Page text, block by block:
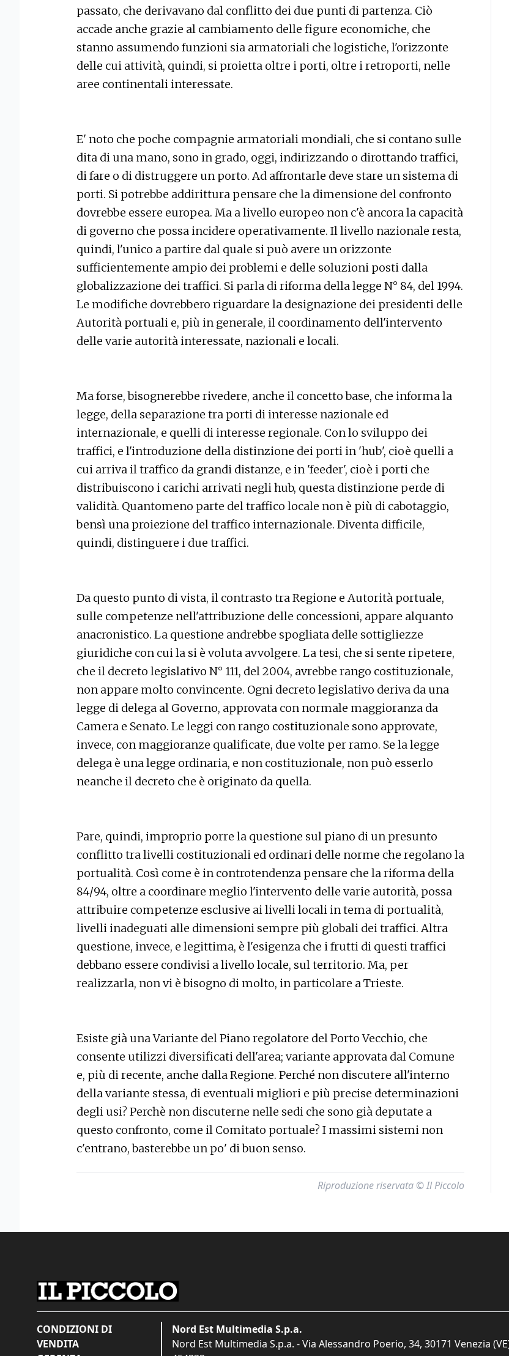
passato, che derivavano dal conflitto dei due punti di partenza. Ciò
accade anche grazie al cambiamento delle figure economiche, che
stanno assumendo funzioni sia armatoriali che logistiche, l'orizzonte
delle cui attività, quindi, si proietta oltre i porti, oltre i retroporti, nelle
aree continentali interessate.
E' noto che poche compagnie armatoriali mondiali, che si contano sulle
dita di una mano, sono in grado, oggi, indirizzando o dirottando traffici,
di fare o di distruggere un porto. Ad affrontarle deve stare un sistema di
porti. Si potrebbe addirittura pensare che la dimensione del confronto
dovrebbe essere europea. Ma a livello europeo non c'è ancora la capacità
di governo che possa incidere operativamente. Il livello nazionale resta,
quindi, l'unico a partire dal quale si può avere un orizzonte
sufficientemente ampio dei problemi e delle soluzioni posti dalla
globalizzazione dei traffici. Si parla di riforma della legge N° 84, del 1994.
Le modifiche dovrebbero riguardare la designazione dei presidenti delle
Autorità portuali e, più in generale, il coordinamento dell'intervento
delle varie autorità interessate, nazionali e locali.
Ma forse, bisognerebbe rivedere, anche il concetto base, che informa la
legge, della separazione tra porti di interesse nazionale ed
internazionale, e quelli di interesse regionale. Con lo sviluppo dei
traffici, e l'introduzione della distinzione dei porti in 'hub', cioè quelli a
cui arriva il traffico da grandi distanze, e in 'feeder', cioè i porti che
distribuiscono i carichi arrivati negli hub, questa distinzione perde di
validità. Quantomeno parte del traffico locale non è più di cabotaggio,
bensì una proiezione del traffico internazionale. Diventa difficile,
quindi, distinguere i due traffici.
Da questo punto di vista, il contrasto tra Regione e Autorità portuale,
sulle competenze nell'attribuzione delle concessioni, appare alquanto
anacronistico. La questione andrebbe spogliata delle sottigliezze
giuridiche con cui la si è voluta avvolgere. La tesi, che si sente ripetere,
che il decreto legislativo N° 111, del 2004, avrebbe rango costituzionale,
non appare molto convincente. Ogni decreto legislativo deriva da una
legge di delega al Governo, approvata con normale maggioranza da
Camera e Senato. Le leggi con rango costituzionale sono approvate,
invece, con maggioranze qualificate, due volte per ramo. Se la legge
delega è una legge ordinaria, e non costituzionale, non può esserlo
neanche il decreto che è originato da quella.
Pare, quindi, improprio porre la questione sul piano di un presunto
conflitto tra livelli costituzionali ed ordinari delle norme che regolano la
portualità. Così come è in controtendenza pensare che la riforma della
84/94, oltre a coordinare meglio l'intervento delle varie autorità, possa
attribuire competenze esclusive ai livelli locali in tema di portualità,
livelli inadeguati alle dimensioni sempre più globali dei traffici. Altra
questione, invece, e legittima, è l'esigenza che i frutti di questi traffici
debbano essere condivisi a livello locale, sul territorio. Ma, per
realizzarla, non vi è bisogno di molto, in particolare a Trieste.
Esiste già una Variante del Piano regolatore del Porto Vecchio, che
consente utilizzi diversificati dell'area; variante approvata dal Comune
e, più di recente, anche dalla Regione. Perché non discutere all'interno
della variante stessa, di eventuali migliori e più precise determinazioni
degli usi? Perchè non discuterne nelle sedi che sono già deputate a
questo confronto, come il Comitato portuale? I massimi sistemi non
c'entrano, basterebbe un po' di buon senso.
Riproduzione riservata © Il Piccolo
CONDIZIONI DI
VENDITA
Nord Est Multimedia S.p.a.
Nord Est Multimedia S.p.a. - Via Alessandro Poerio, 34, 30171 Venezia